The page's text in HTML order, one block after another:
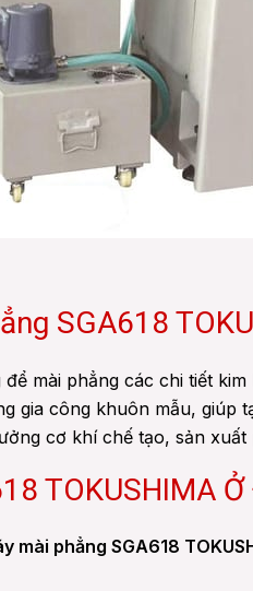
SGA618
mài phẳng các chi tiết
gia công khuôn mẫu, giúp
cơ khí chế tạo, sản
TOKUSHIMA
mài phẳng SGA618